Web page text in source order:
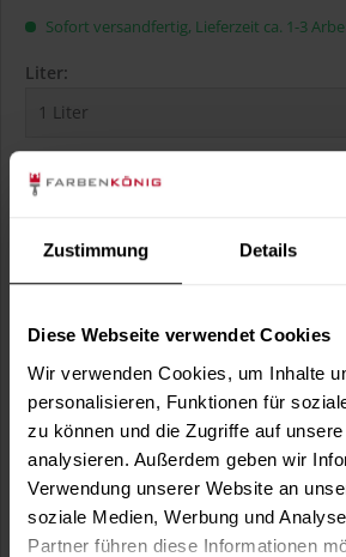
Zustimmung Details
Diese Webseite verwendet Cookies
Wir verwenden Cookies, um Inhalte
personalisieren, Funktionen für
zu können und die Zugriffe auf
analysieren. Außerdem geben wir
Verwendung unserer Website an
soziale Medien, Werbung und
Partner führen diese Informationen
Sofort versandfertig, Lieferzeit ca. 1-3
Liter:
Verbrauch berechnen
m²
Wunschfarbcode*: